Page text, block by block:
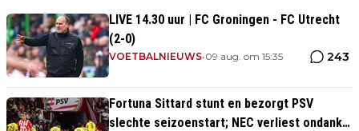
LIVE 14.30 uur | FC Groningen - FC Utrecht
(2-0)
VOETBALNIEUWS•09 aug. om 15:35 243
Fortuna Sittard stunt en bezorgt PSV
slechte seizoenstart; NEC verliest ondanks